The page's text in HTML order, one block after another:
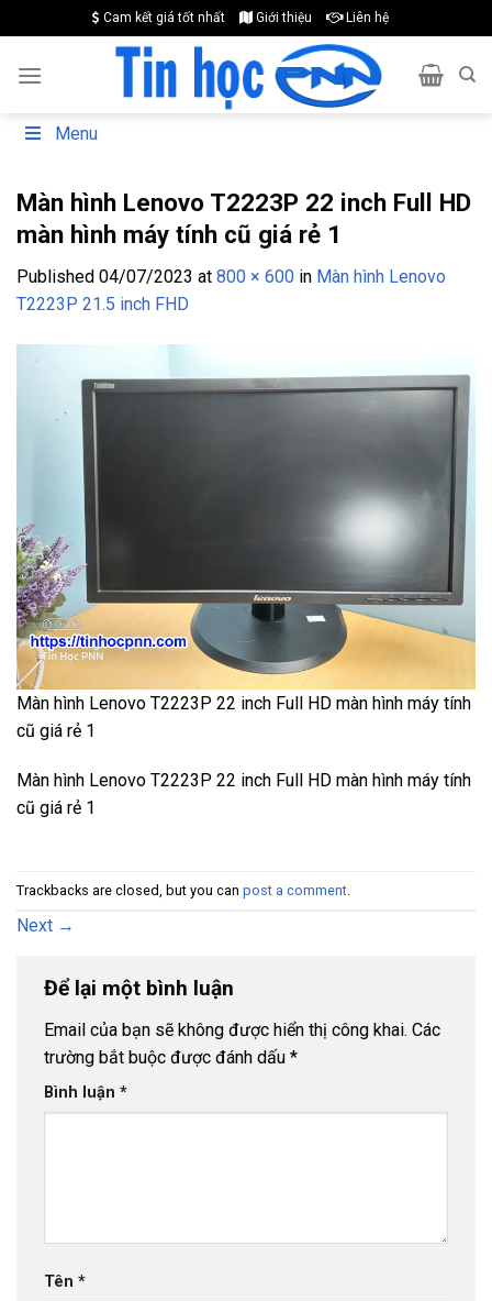
to
content
Cam kết giá tốt nhất Giới thiệu Liên hệ
Menu
Màn hình Lenovo T2223P 22 inch Full HD
màn hình máy tính cũ giá rẻ 1
Published 04/07/2023 at 800 × 600 in Màn hình Lenovo
T2223P 21.5 inch FHD
Màn hình Lenovo T2223P 22 inch Full HD màn hình máy tính
cũ giá rẻ 1
Màn hình Lenovo T2223P 22 inch Full HD màn hình máy tính
cũ giá rẻ 1
Trackbacks are closed, but you can post a comment
Next →
Để lại một bình luận
Email của bạn sẽ không được hiển thị công khai. Các
trường bắt buộc được đánh dấu *
Bình luận *
Tên *